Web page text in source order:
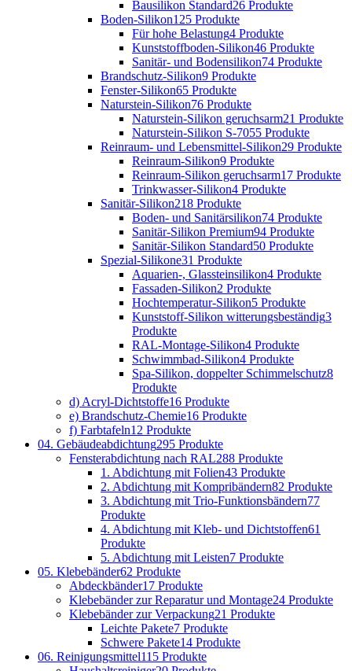
Bausilikon Standard26 Produkte
Boden-Silikon125 Produkte
Für hohe Belastung4 Produkte
Kunststoffboden-Silikon46 Produkte
Sanitär- und Bodensilikon74 Produkte
Brandschutz-Silikon9 Produkte
Fenster-Silikon65 Produkte
Naturstein-Silikon76 Produkte
Naturstein-Silikon geruchsarm21 Produkte
Naturstein-Silikon S-7055 Produkte
Reinraum- und Lebensmittel-Silikon29 Produkte
Reinraum-Silikon9 Produkte
Reinraum-Silikon geruchsarm17 Produkte
Trinkwasser-Silikon4 Produkte
Sanitär-Silikon218 Produkte
Boden- und Sanitärsilikon74 Produkte
Sanitär-Silikon Premium94 Produkte
Sanitär-Silikon Standard50 Produkte
Spezial-Silikone31 Produkte
Aquarien-, Glassteinsilikon4 Produkte
Fassaden-Silikon2 Produkte
Hochtemperatur-Silikon5 Produkte
Kunststoff-Silikon witterungsbeständig3
Produkte
RAL-Montage-Silikon4 Produkte
Schwimmbad-Silikon4 Produkte
Spa-Silikon, doppelter Schimmelschutz8
Produkte
d) Acryl-Dichtstoffe16 Produkte
e) Brandschutz-Chemie16 Produkte
f) Farbtafeln12 Produkte
04. Gebäudeabdichtung295 Produkte
Fensterabdichtung nach RAL288 Produkte
1. Abdichtung mit Folien43 Produkte
2. Abdichtung mit Kompribändern82 Produkte
3. Abdichtung mit Trio-Funktionsbändern77
Produkte
4. Abdichtung mit Kleb- und Dichtstoffen61
Produkte
5. Abdichtung mit Leisten7 Produkte
05. Klebebänder62 Produkte
Abdeckbänder17 Produkte
Klebebänder zur Reparatur und Montage24 Produkte
Klebebänder zur Verpackung21 Produkte
Leichte Pakete7 Produkte
Schwere Pakete14 Produkte
06. Reinigungsmittel115 Produkte